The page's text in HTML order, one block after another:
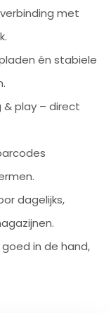
met
én stabiele
& play – direct
dagelijks,
goed in de hand,